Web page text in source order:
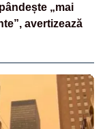
„mai
avertizează